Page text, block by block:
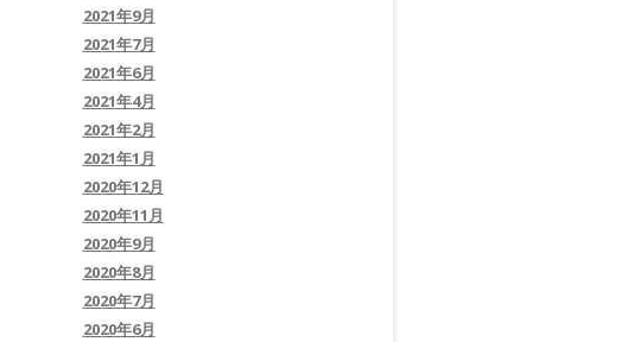
2021年9月
2021年7月
2021年6月
2021年4月
2021年2月
2021年1月
2020年12月
2020年11月
2020年9月
2020年8月
2020年7月
2020年6月